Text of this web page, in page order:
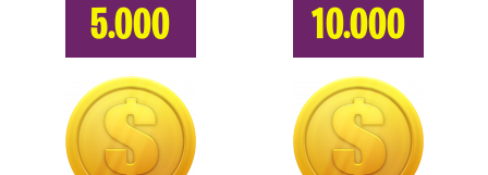
5.000 10.000